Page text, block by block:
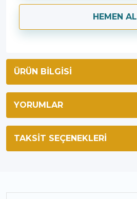
HEMEN AL
ÜRÜN BILGISI
YORUMLAR
TAKSIT SEÇENEKLERI